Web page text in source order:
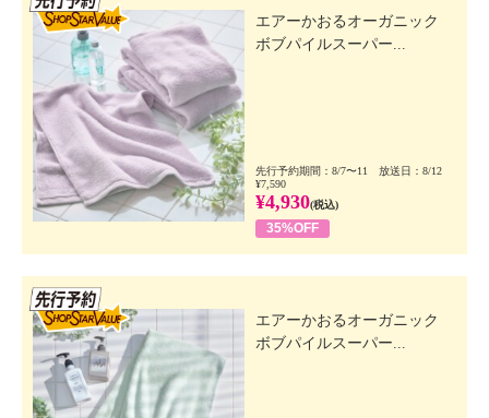
エアーかおるオーガニック
ボブパイルスーパー...
先行予約期間：8/7〜11 放送日：8/12
¥7,590
¥4,930(税込)
35%OFF
エアーかおるオーガニック
ボブパイルスーパー...